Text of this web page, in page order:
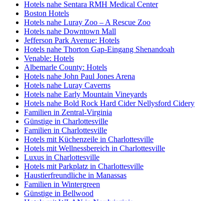
Hotels nahe Sentara RMH Medical Center
Boston Hotels
Hotels nahe Luray Zoo – A Rescue Zoo
Hotels nahe Downtown Mall
Jefferson Park Avenue: Hotels
Hotels nahe Thorton Gap-Eingang Shenandoah
Venable: Hotels
Albemarle County: Hotels
Hotels nahe John Paul Jones Arena
Hotels nahe Luray Caverns
Hotels nahe Early Mountain Vineyards
Hotels nahe Bold Rock Hard Cider Nellysford Cidery
Familien in Zentral-Virginia
Günstige in Charlottesville
Familien in Charlottesville
Hotels mit Küchenzeile in Charlottesville
Hotels mit Wellnessbereich in Charlottesville
Luxus in Charlottesville
Hotels mit Parkplatz in Charlottesville
Haustierfreundliche in Manassas
Familien in Wintergreen
Günstige in Bellwood